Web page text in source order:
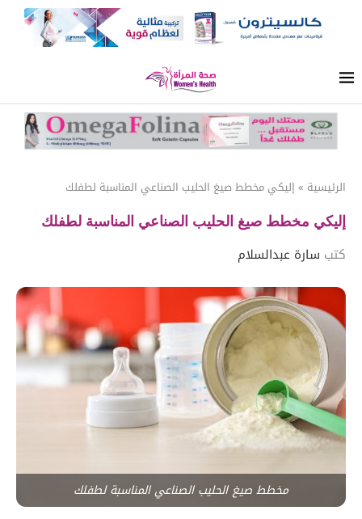
الرئيسية » إليكي مخطط صيغ الحليب الصناعي المناسبة لطفلك
إليكي مخطط صيغ الحليب الصناعي المناسبة لطفلك
كتب سارة عبدالسلام
مخطط صيغ الحليب الصناعي المناسبة لطفلك